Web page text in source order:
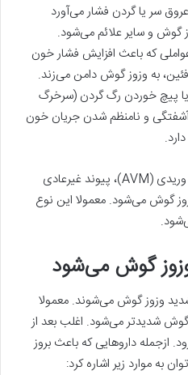
سر یا گردن فشار می‌آورد
گوش و سایر علائم می‌شود.
که باعث افزایش فشار خون
به وزوز گوش دامن می‌زند.
پیچ خوردن رگ گردن (سرخرگ
و نامنظم شدن جریان خون
بدشکلی شریانی وریدی (AVM)، پیوند غیرعادی
گوش می‌شود. معمولا این نوع
گوش می‌شود
وزوز گوش می‌شوند. معمولا
گوش شدیدتر می‌شود. اغلب بعد از
ازجمله داروهایی که باعث بروز
به موارد زیر اشاره کرد: